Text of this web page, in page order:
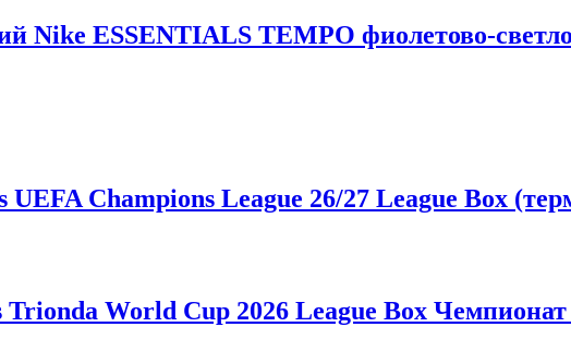
Nike ESSENTIALS TEMPO фиолетово-
Champions League 26/27 League Box
World Cup 2026 League Box